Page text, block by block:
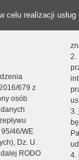
celu realizacji usług
679 z
osób
46/WE
Dz. U.
RODO
2.
3.
4.